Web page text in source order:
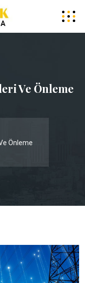
Ve Önleme
Önleme